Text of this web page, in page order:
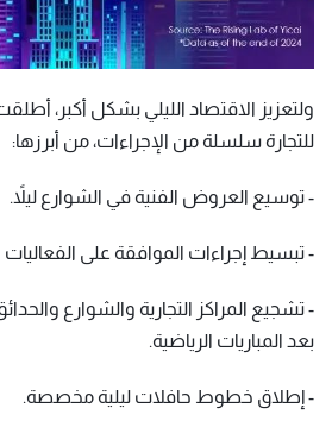
ولتعزيز الاقتصاد الليلي بشكل أكبر،
للتجارة سلسلة من الإجراءات، من أبرزها:
- توسيع العروض الفنية في الشوارع ليلاً.
- تبسيط إجراءات الموافقة على الفعاليات
- تشجيع المراكز التجارية والشوارع
بعد المباريات الرياضية.
- إطلاق خطوط حافلات ليلية مخصصة.